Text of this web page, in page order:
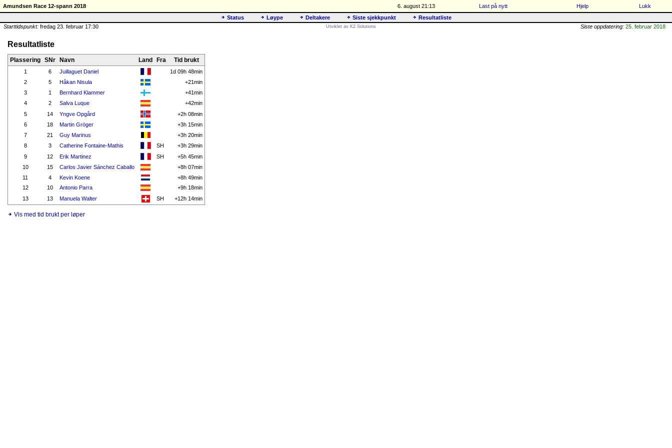
Amundsen Race 12-spann 2018 6. august 21:13 Last på nytt Hjelp
Lukk
Status
Løype Deltakere Siste sjekkpunkt
Resultatliste
Starttidspunkt: fredag 23. februar 17:30 Utviklet av K2 Solutions Siste oppdatering: 25. februar 2018
Resultatliste
Plassering SNr Navn Land Fra Tid brukt
1 6 Juillaguet Daniel
1d 09h 48min
2
5 Håkan Nisula
+21min
3
1 Bernhard Klammer
+41min
4
2 Salva Luque
+42min
5
14 Yngve Opgård
+2h 08min
6
18 Martin Gröger
+3h 15min
7
21 Guy Marinus
+3h 20min
8
3 Catherine Fontaine-Mathis SH
+3h 29min
9
12 Erik Martinez SH
+5h 45min
10
15 Carlos Javier Sánchez Caballo
+8h 07min
11
4 Kevin Koene
+8h 49min
12
10 Antonio Parra
+9h 18min
13
13 Manuela Walter SH +12h 14min
Vis med tid brukt per løper